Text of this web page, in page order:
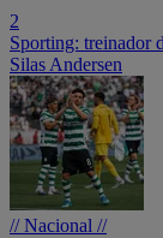
2
Sporting: treinador
Silas Andersen
// Nacional //